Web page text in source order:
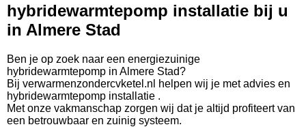
hybridewarmtepomp installatie bij u
in Almere Stad
Ben je op zoek naar een energiezuinige
hybridewarmtepomp in Almere Stad?
Bij verwarmenzondercvketel.nl helpen wij je met advies en
hybridewarmtepomp installatie .
Met onze vakmanschap zorgen wij dat je altijd profiteert van
een betrouwbaar en zuinig systeem.